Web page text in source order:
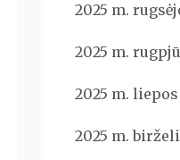
2025 m.
2025 m.
2025 m.
2025 m.